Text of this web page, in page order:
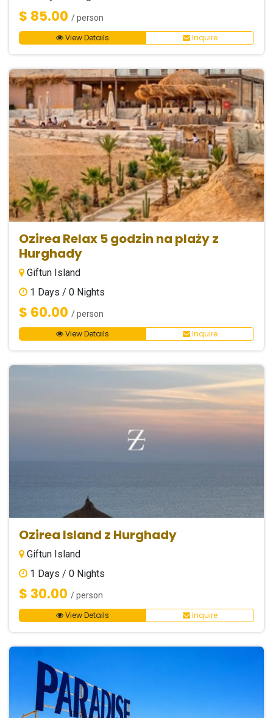
$ 85.00 / person
View Details Inquire
Ozirea Relax 5 godzin na plaży z
Hurghady
Giftun Island
1 Days / 0 Nights
$ 60.00 / person
View Details Inquire
Ozirea Island z Hurghady
Giftun Island
1 Days / 0 Nights
$ 30.00 / person
View Details Inquire